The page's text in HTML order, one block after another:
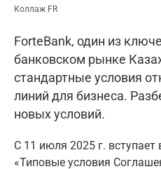
Коллаж FR
ForteBank, один из
банковском рынке
стандартные условия
линий для бизнеса.
новых условий.
С 11 июля 2025 г. вступает
«Типовые условия